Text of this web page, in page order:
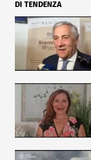
DI TENDENZA